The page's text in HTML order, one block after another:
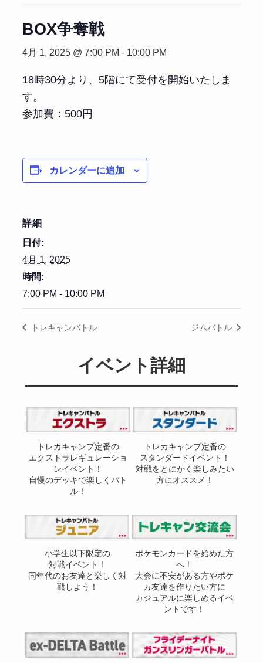
BOX争奪戦
4月 1, 2025 @ 7:00 PM - 10:00 PM
18時30分より、5階にて受付を開始いたしま
す。
参加費：500円
カレンダーに追加
詳細
日付:
4月 1, 2025
時間:
7:00 PM - 10:00 PM
トレキャンバトル ジムバトル
イベント詳細
トレカキャンプ定番の
エクストラレギュレーショ
ンイベント！
自慢のデッキで楽しくバト
ル！
トレカキャンプ定番の
スタンダードイベント！
対戦をとにかく楽しみたい
方にオススメ！
小学生以下限定の
対戦イベント！
同年代のお友達と楽しく対
戦しよう！
ポケモンカードを始めた方
へ！
大会に不安がある方やポケ
カ友達を作りたい方に
カジュアルに楽しめるイベ
ントです！